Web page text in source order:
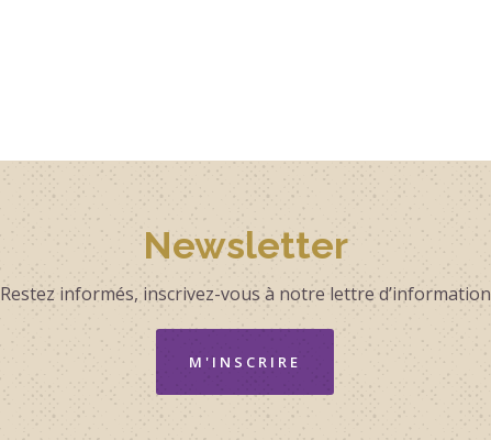
Newsletter
Restez informés, inscrivez-vous à notre lettre d’information
M'INSCRIRE